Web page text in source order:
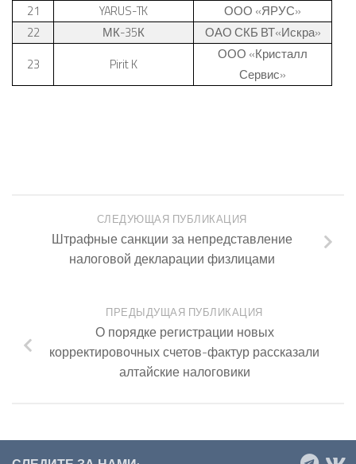
21
YARUS-TK
ООО «ЯРУС»
22
МК-35К
ОАО СКБ ВТ«Искра»
23
Pirit K
ООО «Кристалл
Сервис»
СЛЕДУЮЩАЯ ПУБЛИКАЦИЯ
Штрафные санкции за непредставление
налоговой декларации физлицами
ПРЕДЫДУЩАЯ ПУБЛИКАЦИЯ
О порядке регистрации новых
корректировочных счетов-фактур рассказали
алтайские налоговики